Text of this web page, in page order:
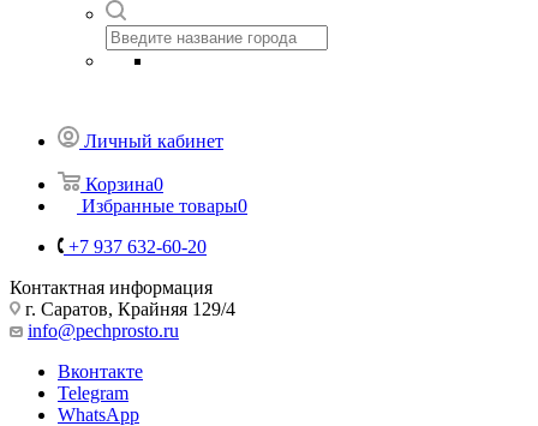
Личный кабинет
Корзина0
Избранные товары0
+7 937 632-60-20
Контактная информация
г. Саратов, Крайняя 129/4
info@pechprosto.ru
Вконтакте
Telegram
WhatsApp